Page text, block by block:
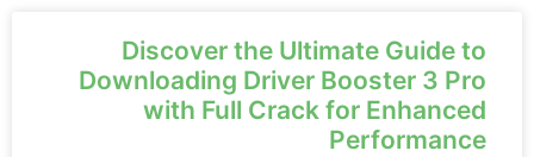
Discover the Ultimate Guide to
Downloading Driver Booster 3 Pro
with Full Crack for Enhanced
Performance